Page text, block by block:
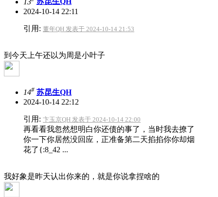
2024-10-14 22:11
引用: 董年QH 发表于 2024-10-14 21:53
到今天上午还以为周是小叶子
14# 苏昆生QH
2024-10-14 22:12
引用: 卞玉京QH 发表于 2024-10-14 22:00
再看看我忽然想明白你还债的事了，当时我去撩了
你一下你居然没回应，正准备第二天掐掐你你却烟
花了{:8_42 ...
我好象是昨天认出你来的，就是你说拿捏啥的